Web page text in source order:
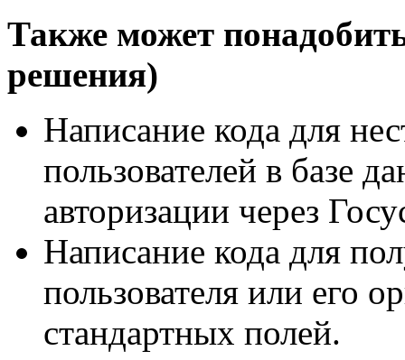
Также может
решения)
Написание кода для
пользователей в базе
авторизации через
Написание кода для
пользователя или его
стандартных полей.